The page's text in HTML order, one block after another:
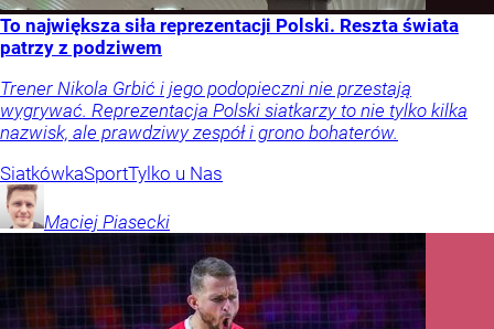
To największa siła reprezentacji Polski. Reszta świata
patrzy z podziwem
Trener Nikola Grbić i jego podopieczni nie przestają
wygrywać. Reprezentacja Polski siatkarzy to nie tylko kilka
nazwisk, ale prawdziwy zespół i grono bohaterów.
SiatkówkaSportTylko u Nas
Maciej Piasecki